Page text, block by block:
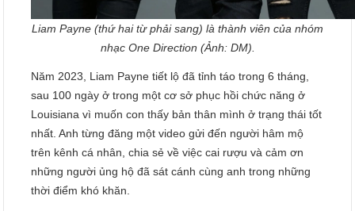
Liam Payne (thứ hai từ phải sang) là thành viên của nhóm
nhạc One Direction (Ảnh: DM).
Năm 2023, Liam Payne tiết lộ đã tỉnh táo trong 6 tháng,
sau 100 ngày ở trong một cơ sở phục hồi chức năng ở
Louisiana vì muốn con thấy bản thân mình ở trạng thái tốt
nhất. Anh từng đăng một video gửi đến người hâm mộ
trên kênh cá nhân, chia sẻ về việc cai rượu và cảm ơn
những người ủng hộ đã sát cánh cùng anh trong những
thời điểm khó khăn.